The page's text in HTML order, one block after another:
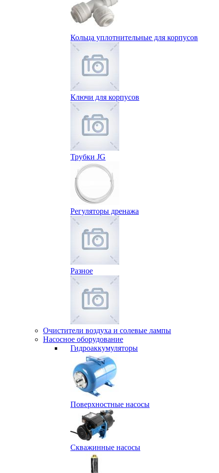
Кольца уплотнительные для корпусов
Ключи для корпусов
Трубки JG
Регуляторы дренажа
Разное
Очистители воздуха и солевые лампы
Насосное оборудование
Гидро­аккумуляторы
Поверхностные насосы
Скважинные насосы